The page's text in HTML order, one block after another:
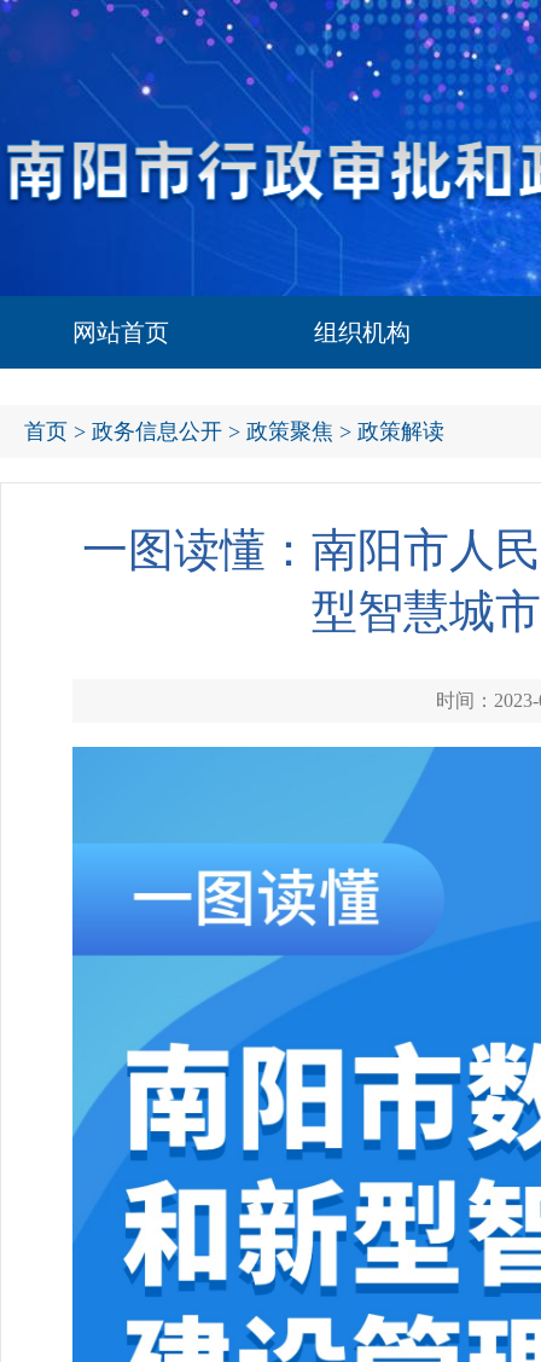
网站首页 组织机构
首页 > 政务信息公开 > 政策聚焦 > 政策解读
一图读懂：南阳市人
型智慧城
时间：